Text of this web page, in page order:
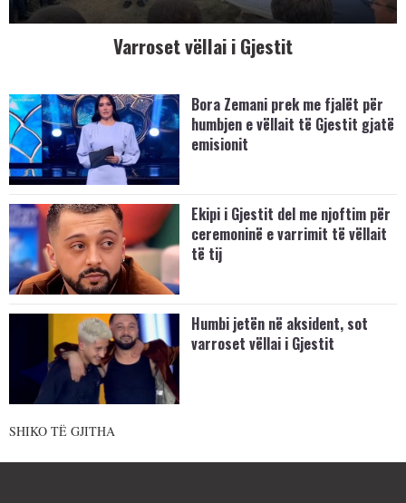
Varroset vëllai i Gjestit
Bora Zemani prek me fjalët për
humbjen e vëllait të Gjestit gjatë
emisionit
Ekipi i Gjestit del me njoftim për
ceremoninë e varrimit të vëllait
të tij
Humbi jetën në aksident, sot
varroset vëllai i Gjestit
SHIKO TË GJITHA